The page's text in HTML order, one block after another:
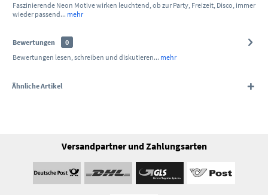
Faszinierende Neon Motive wirken leuchtend, ob zur Party, Freizeit, Disco, immer
wieder passend... mehr
Bewertungen
0
Bewertungen lesen, schreiben und diskutieren... mehr
Ähnliche Artikel
Versandpartner und Zahlungsarten